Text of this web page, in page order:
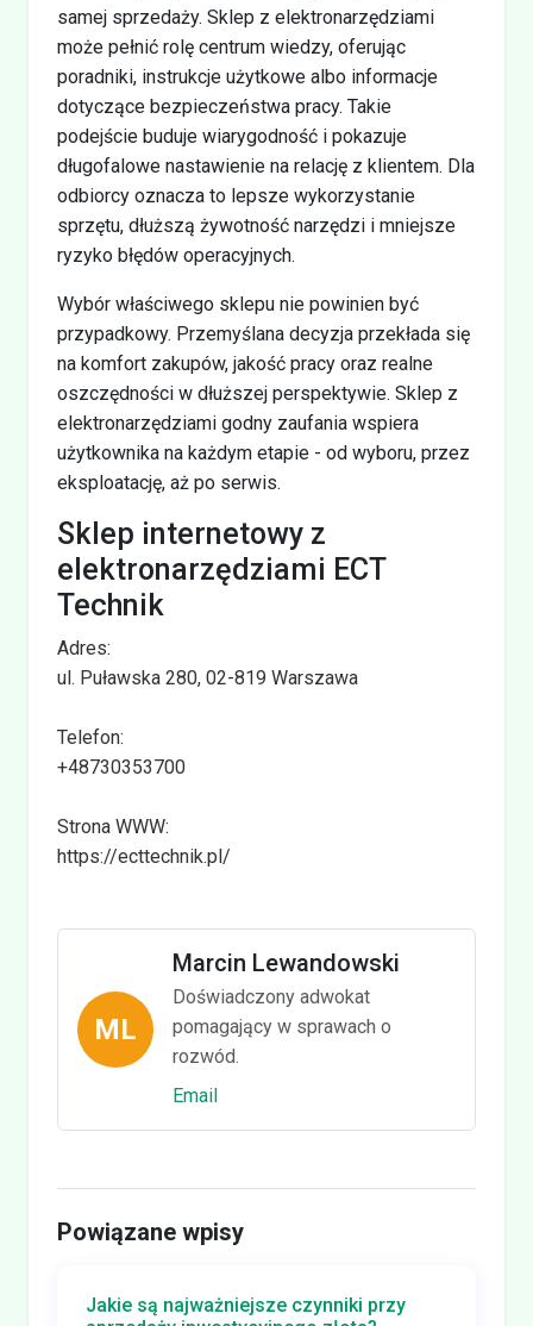
samej sprzedaży. Sklep z elektronarzędziami
może pełnić rolę centrum wiedzy, oferując
poradniki, instrukcje użytkowe albo informacje
dotyczące bezpieczeństwa pracy. Takie
podejście buduje wiarygodność i pokazuje
długofalowe nastawienie na relację z klientem. Dla
odbiorcy oznacza to lepsze wykorzystanie
sprzętu, dłuższą żywotność narzędzi i mniejsze
ryzyko błędów operacyjnych.
Wybór właściwego sklepu nie powinien być
przypadkowy. Przemyślana decyzja przekłada się
na komfort zakupów, jakość pracy oraz realne
oszczędności w dłuższej perspektywie. Sklep z
elektronarzędziami godny zaufania wspiera
użytkownika na każdym etapie - od wyboru, przez
eksploatację, aż po serwis.
Sklep internetowy z
elektronarzędziami ECT
Technik
Adres:
ul. Puławska 280, 02-819 Warszawa
Telefon:
+48730353700
Strona WWW:
https://ecttechnik.pl/
ML
Marcin Lewandowski
Doświadczony adwokat
pomagający w sprawach o
rozwód.
Email
Powiązane wpisy
Jakie są najważniejsze czynniki przy